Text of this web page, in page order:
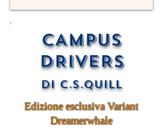
CAMPUS
DRIVERS
di C.S.Quill
Edizione esclusiva Variant
Dreamerwhale